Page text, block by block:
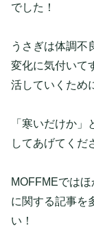
でした！
うさぎは体調不
変化に気付いて
活していくため
「寒いだけか
してあげてくだ
MOFFMEではほ
に関する記事を
い！